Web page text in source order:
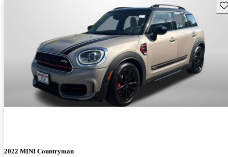
2022 MINI Countryman